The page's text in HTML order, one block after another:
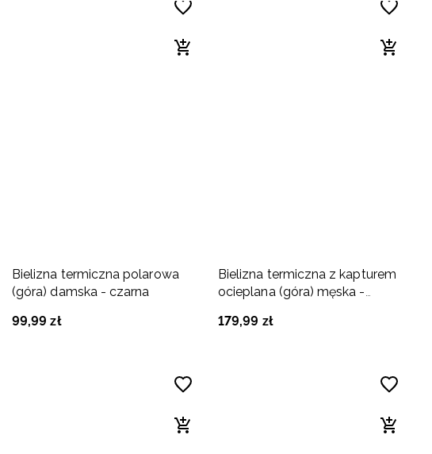
Bielizna termiczna polarowa
(góra) damska - czarna
99,99 zł
Bielizna termiczna z kapturem
ocieplana (góra) męska -
179,99 zł